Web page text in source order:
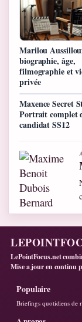
Marilou
biographie, âge,
filmographie et
privée
Maxence Secret
Portrait complet
candidat SS12
LePointFocus.net
Mise a jour en continu
Populaire
Briefings quotidiens de